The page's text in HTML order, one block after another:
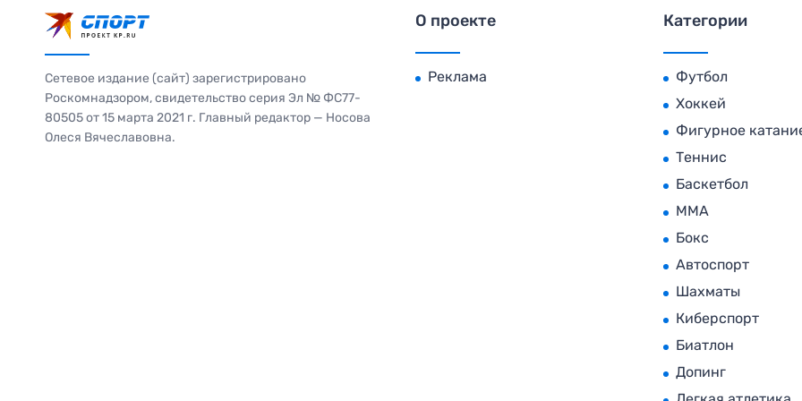
Сетевое издание (сайт) зарегистрировано
Роскомнадзором, свидетельство серия Эл № ФС77-
80505 от 15 марта 2021 г. Главный редактор — Носова
Олеся Вячеславовна.
О проекте
Реклама
Категории
Футбол
Хоккей
Фигурное
Теннис
Баскетбол
MMA
Бокс
Автоспорт
Шахматы
Киберспорт
Биатлон
Допинг